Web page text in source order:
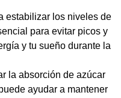
estabilizar los niveles de
para evitar picos y
y tu sueño durante la
la absorción de azúcar
ayudar a mantener